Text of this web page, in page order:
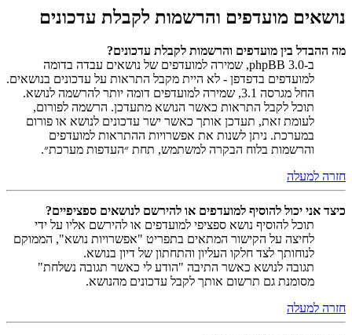
נושאים מועדפים והרשמות לקבלת עדכונים
מה ההבדל בין מועדפים והרשמות לקבלת עדכונים?
ב-phpBB 3.0, שמירה למועדפים של נושאים עבדה בדומה
למועדפים בדפדפן - לא היית מקבל התראות על עדכונים בנושאים.
החל מגרסה 3.1, שמירה למועדפים דומה יותר להרשמה לנושא.
תוכל לקבל התראות כאשר הנושא מתעדכן. הרשמה לפורום,
לעומת זאת, תעדכן אותך כאשר ישר עדכונים לנושא או פורום
במערכת. ניתן לשנות את אפשרויות ההתראות למועדפים
והרשמות בלוח הבקרה למשתמש, תחת ״העדפות מערכת״.
חזרה למעלה
כיצד אני יכול להוסיף למועדפים או להירשם לנושאים ספציפיים?
תוכל להוסיף נושא ספציפי למועדפים או להירשם אליו על ידי
לחיצה על הקישור המתאים בתפריט "אפשרויות נושא", הממוקם
לנוחותך לצד חלקו העליון והתחתון של דיון בנושא.
תגובה לנושא כאשר התיבה "הודע לי כאשר תגובה נשלחת"
מסומנת גם תרשום אותך לקבל עדכונים מהנושא.
חזרה למעלה